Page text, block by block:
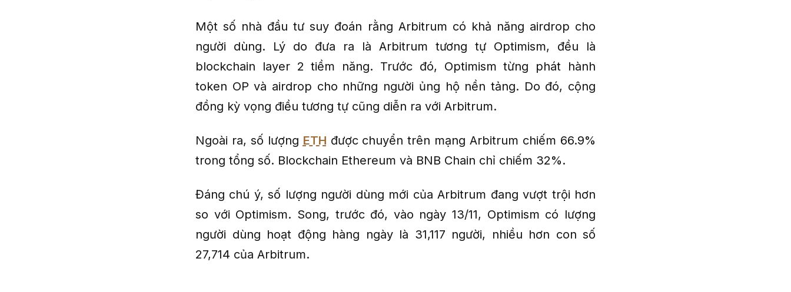
Một số nhà đầu tư suy đoán rằng Arbitrum có khả năng airdrop cho
người dùng. Lý do đưa ra là Arbitrum tương tự Optimism, đều là
blockchain layer 2 tiềm năng. Trước đó, Optimism từng phát hành
token OP và airdrop cho những người ủng hộ nền tảng. Do đó, cộng
đồng kỳ vọng điều tương tự cũng diễn ra với Arbitrum.
Ngoài ra, số lượng ETH được chuyển trên mạng Arbitrum chiếm 66.9%
trong tổng số. Blockchain Ethereum và BNB Chain chỉ chiếm 32%.
Đáng chú ý, số lượng người dùng mới của Arbitrum đang vượt trội hơn
so với Optimism. Song, trước đó, vào ngày 13/11, Optimism có lượng
người dùng hoạt động hàng ngày là 31,117 người, nhiều hơn con số
27,714 của Arbitrum.